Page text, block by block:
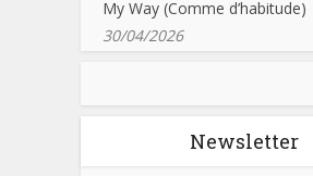
My Way (Comme d’habitude)
30/04/2026
Newsletter